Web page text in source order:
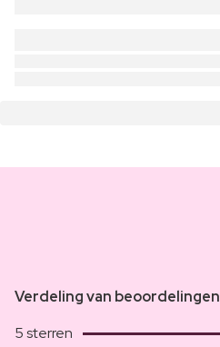
Verdeling van beoordelingen
5 sterren